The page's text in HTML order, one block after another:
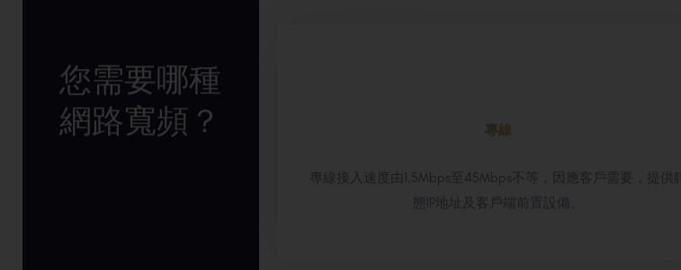
您需要哪種
網路寬頻？
專線
專線接入速度由1.5Mbps至45Mbps不等，因應客戶需要，提供靜
態IP地址及客戶端前置設備。